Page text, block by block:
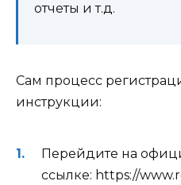
отчеты и т.д.
Сам процесс
инструкции:
Перейдите на
ссылке: https://